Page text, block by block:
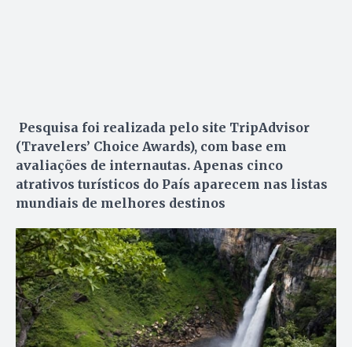
Pesquisa foi realizada pelo site TripAdvisor
(Travelers’ Choice Awards), com base em
avaliações de internautas. Apenas cinco
atrativos turísticos do País aparecem nas listas
mundiais de melhores destinos